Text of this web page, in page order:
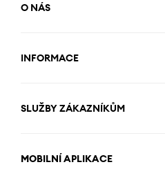
O NÁS
INFORMACE
SLUŽBY ZÁKAZNÍKŮM
MOBILNÍ APLIKACE